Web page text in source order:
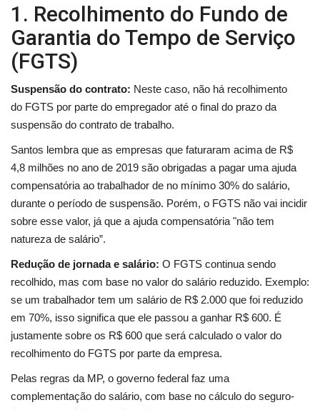
1. Recolhimento do Fundo de
Garantia do Tempo de Serviço
(FGTS)
Suspensão do contrato: Neste caso, não há recolhimento
do FGTS por parte do empregador até o final do prazo da
suspensão do contrato de trabalho.
Santos lembra que as empresas que faturaram acima de R$
4,8 milhões no ano de 2019 são obrigadas a pagar uma ajuda
compensatória ao trabalhador de no mínimo 30% do salário,
durante o período de suspensão. Porém, o FGTS não vai incidir
sobre esse valor, já que a ajuda compensatória "não tem
natureza de salário”.
Redução de jornada e salário: O FGTS continua sendo
recolhido, mas com base no valor do salário reduzido. Exemplo:
se um trabalhador tem um salário de R$ 2.000 que foi reduzido
em 70%, isso significa que ele passou a ganhar R$ 600. É
justamente sobre os R$ 600 que será calculado o valor do
recolhimento do FGTS por parte da empresa.
Pelas regras da MP, o governo federal faz uma
complementação do salário, com base no cálculo do seguro-